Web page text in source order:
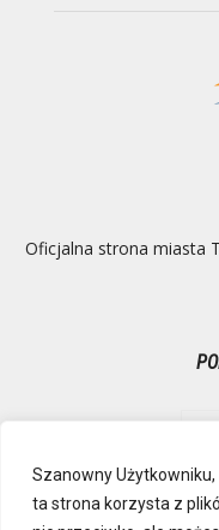
Szanowny
ta strona korzysta z
Oficjalna strona miasta
Ochrona danych